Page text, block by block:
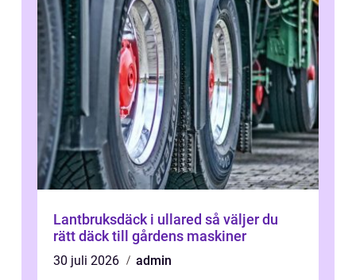
Lantbruksdäck i ullared så väljer du
rätt däck till gårdens maskiner
30 juli 2026
admin